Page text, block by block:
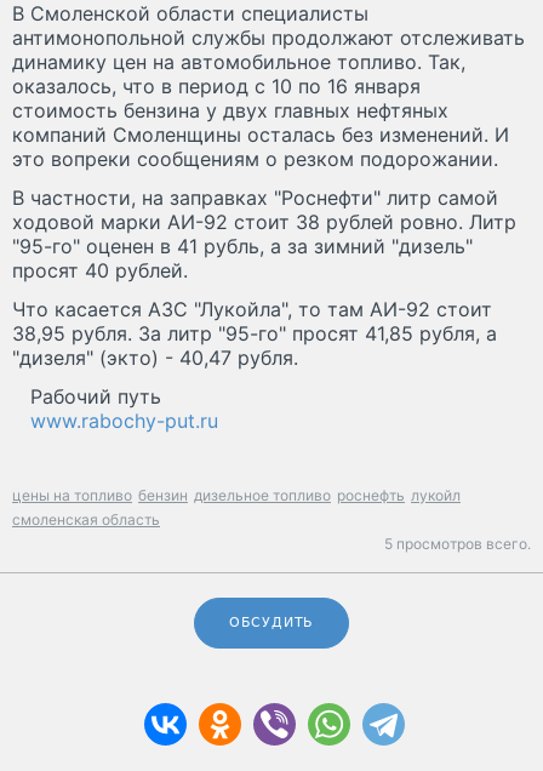
В Смоленской области специалисты
антимонопольной службы продолжают отслеживать
динамику цен на автомобильное топливо. Так,
оказалось, что в период с 10 по 16 января
стоимость бензина у двух главных нефтяных
компаний Смоленщины осталась без изменений. И
это вопреки сообщениям о резком подорожании.
В частности, на заправках "Роснефти" литр самой
ходовой марки АИ-92 стоит 38 рублей ровно. Литр
"95-го" оценен в 41 рубль, а за зимний "дизель"
просят 40 рублей.
Что касается АЗС "Лукойла", то там АИ-92 стоит
38,95 рубля. За литр "95-го" просят 41,85 рубля, а
"дизеля" (экто) - 40,47 рубля.
Рабочий путь
www.rabochy-put.ru
цены на топливо бензин дизельное топливо роснефть лукойл
смоленская область
5 просмотров всего.
ОБСУДИТЬ